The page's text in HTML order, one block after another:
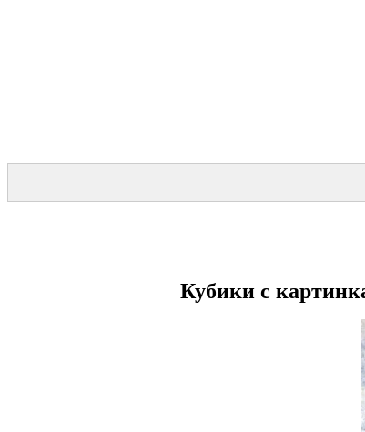
Кубики с